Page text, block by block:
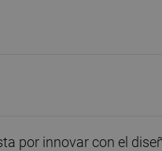
por innovar con el